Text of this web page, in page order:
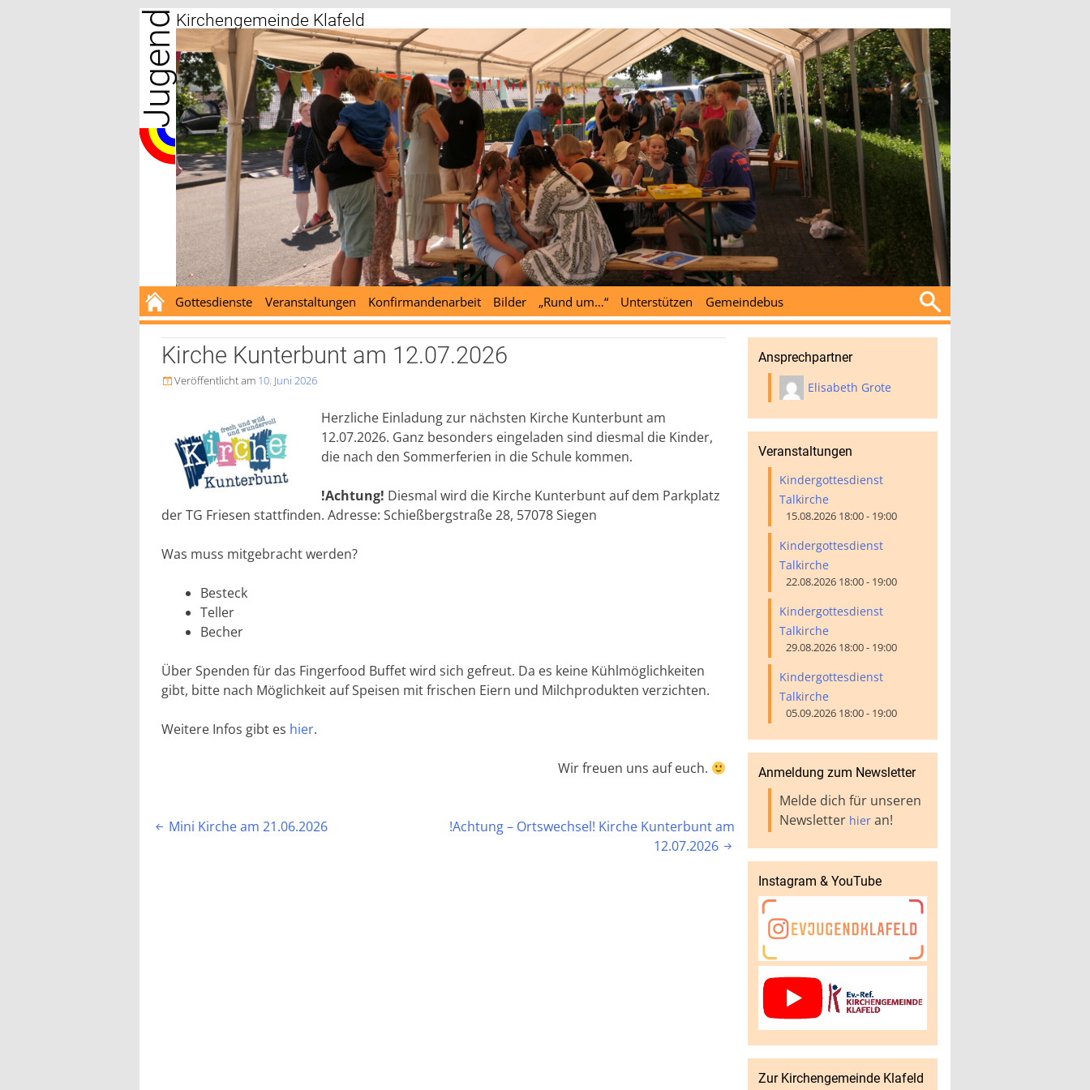
Zum
Inhalt
springen
JugendKirchengemeinde Klafeld
Gottesdienste Veranstaltungen Konfirmandenarbeit Bilder „Rund um…“ Unterstützen Gemeindebus
nach:
Kirche Kunterbunt am 12.07.2026
Veröffentlicht am 10. Juni 2026
Herzliche Einladung zur nächsten Kirche Kunterbunt am
12.07.2026. Ganz besonders eingeladen sind diesmal die Kinder,
die nach den Sommerferien in die Schule kommen.
!Achtung! Diesmal wird die Kirche Kunterbunt auf dem Parkplatz
der TG Friesen stattfinden. Adresse: Schießbergstraße 28, 57078 Siegen
Was muss mitgebracht werden?
Besteck
Teller
Becher
Über Spenden für das Fingerfood Buffet wird sich gefreut. Da es keine Kühlmöglichkeiten
gibt, bitte nach Möglichkeit auf Speisen mit frischen Eiern und Milchprodukten verzichten.
Weitere Infos gibt es hier.
Wir freuen uns auf euch.
Beitragsnavigation
 Mini Kirche am 21.06.2026
!Achtung – Ortswechsel! Kirche Kunterbunt am
12.07.2026 
Ansprechpartner
Elisabeth Grote
Veranstaltungen
Kindergottesdienst
Talkirche
15.08.2026 18:00 - 19:00
Kindergottesdienst
Talkirche
22.08.2026 18:00 - 19:00
Kindergottesdienst
Talkirche
29.08.2026 18:00 - 19:00
Kindergottesdienst
Talkirche
05.09.2026 18:00 - 19:00
Anmeldung zum Newsletter
Melde dich für unseren
Newsletter hieran!
Instagram & YouTube
Zur Kirchengemeinde Klafeld